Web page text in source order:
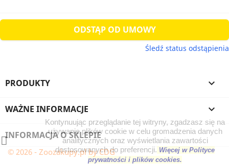
ODSTĄP OD UMOWY
Śledź status odstąpienia
PRODUKTY 
WAŻNE INFORMACJE 
INFORMACJA O SKLEPIE
Kontynuując przeglądanie tej witryny, zgadzasz się na
używanie plików cookie w celu gromadzenia danych
analitycznych oraz wyświetlania zawartości
dostosowanych do preferencji. Więcej w Polityce
prywatności i plików cookies.
© 2026 - Zoozakupy.pl by CDG